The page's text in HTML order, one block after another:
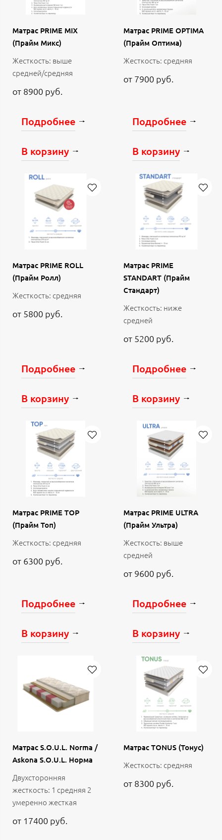
Матрас PRIME MIX
(Прайм Микс)
Жесткость: выше
средней/средняя
от 8900 руб.
Подробнее
В корзину
Матрас PRIME OPTIMA
(Прайм Оптима)
Жесткость: средняя
от 7900 руб.
Подробнее
В корзину
Матрас PRIME ROLL
(Прайм Ролл)
Жесткость: средняя
от 5800 руб.
Подробнее
В корзину
Матрас PRIME
STANDART (Прайм
Стандарт)
Жесткость: ниже
средней
от 5200 руб.
Подробнее
В корзину
Матрас PRIME TOP
(Прайм Топ)
Жесткость: средняя
от 6300 руб.
Подробнее
В корзину
Матрас PRIME ULTRA
(Прайм Ультра)
Жесткость: выше
средней
от 9600 руб.
Подробнее
В корзину
Матрас S.O.U.L. Norma /
Askona S.O.U.L. Норма
Двухсторонняя
жесткость: 1 средняя 2
умеренно жесткая
от 17400 руб.
Матрас TONUS (Тонус)
Жесткость: средняя
от 8300 руб.